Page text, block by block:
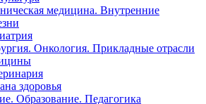
медицина. Внутренние
Онкология. Прикладные отрасли
здоровья
Образование. Педагогика